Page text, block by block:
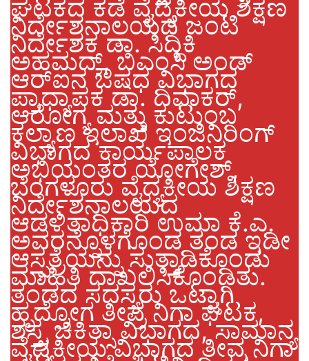
ಘಟಕದ ಕಡೆ ವೈದ್ಯಕೀಯ ಶಿಕ್ಷಣ
ನಿರ್ದೇಶನಾಲಯದ ಜಂಟಿ
ನಿರ್ದೇಶಕ ಡಾ. ಸಿದ್ದಿಕಿ
ಅಹಮದ್, ಬಿಎಂಸಿ ಅಂಡ್
ಆರ್‌ಐನ ಔಷಧ ವಿಭಾಗದ
ಪ್ರಾಧ್ಯಾಪಕ ಡಾ. ದಿವಾಕರ್,
ಆರೋಗ್ಯ ಮತ್ತು ಕುಟುಂಬ
ಕಲ್ಯಾಣ ಇಲಾಖೆ ಇಂಜಿನಿರಿಂಗ್
ವಿಭಾಗದ ಕಾರ್ಯಪಾಲಕ
ಅಭಿಯಂತರ ಯೋಗೇಶ್,
ಬೆಂಗಳೂರು ವೈದ್ಯಕೀಯ ಶಿಕ್ಷಣ
ನಿರ್ದೇಶನಾಲಯದ
ಆಡಳಿತಾಧಿಕಾರಿ ಉಮಾ ಕೆ.ಎ.
ಅವರನ್ನೊಳಗೊಂಡ ತಂಡ ಇಡೀ
ಆಸ್ಪತ್ರೆಯನ್ನು ಸುತ್ತಾಡಿಕೊಂಡು
ಮಾಹಿತಿ ದಾಖಲಿಸಿಕೊಂಡಿತು.
ತಂಡದ ಸದಸ್ಯರು ಒಟ್ಟಾಗಿ
ಹೃದ್ರೋಗ ತೀವ್ರ ನಿಗಾ ಘಟಕ,
ಶಸ್ತ್ರ ಚಿಕಿತ್ಸಾ ವಿಭಾಗದ, ಸಾಮಾನ್ಯ
ವೈದ್ಯಕೀಯ ವಿಭಾಗದ ತೀವ್ರ ನಿಗಾ